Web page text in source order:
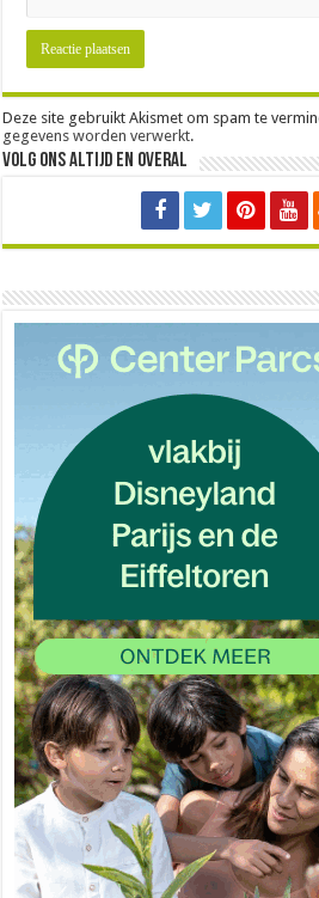
Deze site gebruikt Akismet om spam te
gegevens worden verwerkt.
Volg ons altijd en overal